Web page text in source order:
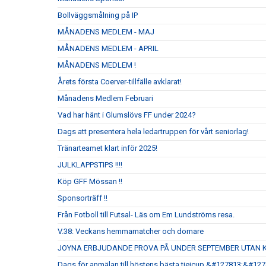
Bollväggsmålning på IP
MÅNADENS MEDLEM - MAJ
MÅNADENS MEDLEM - APRIL
MÅNADENS MEDLEM !
Årets första Coerver-tillfälle avklarat!
Månadens Medlem Februari
Vad har hänt i Glumslövs FF under 2024?
Dags att presentera hela ledartruppen för vårt seniorlag!
Tränarteamet klart inför 2025!
JULKLAPPSTIPS !!!!
Köp GFF Mössan !!
Sponsorträff !!
Från Fotboll till Futsal- Läs om Em Lundströms resa.
V.38: Veckans hemmamatcher och domare
JOYNA ERBJUDANDE PROVA PÅ UNDER SEPTEMBER UTAN